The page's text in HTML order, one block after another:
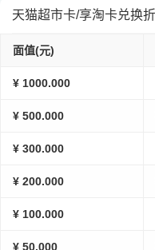
天猫超市卡/享淘卡兑换
面值(元)
¥ 1000.000
¥ 500.000
¥ 300.000
¥ 200.000
¥ 100.000
¥ 50.000